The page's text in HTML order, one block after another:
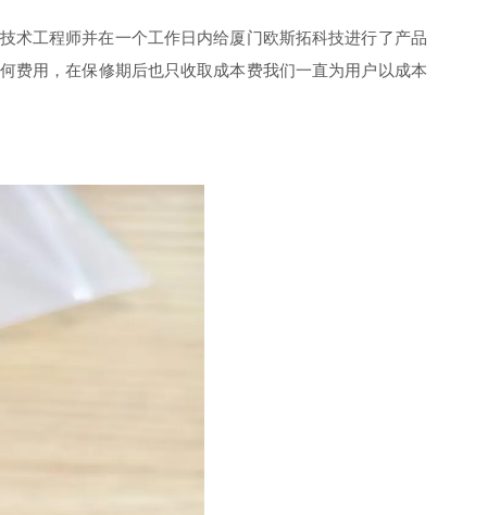
术工程师并在一个工作日内给厦门欧斯拓科技进行了产品
费用，在保修期后也只收取成本费我们一直为用户以成本